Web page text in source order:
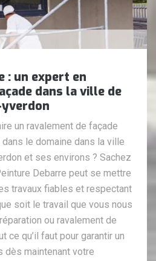
: un expert en
dans la ville de
un ravalement de façade
le domaine dans la ville
et ses environs ? Sachez
Debarre peut se mettre
travaux fiables et respectant
soit le travail que vous nous
ou ravalement de
ce qu’il faut pour garantir un
dès maintenant votre